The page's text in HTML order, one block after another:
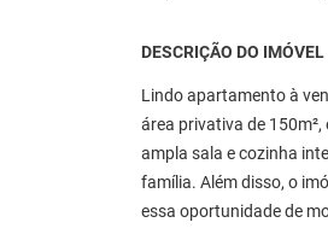
DESCRIÇÃO DO IMÓVEL
Lindo apartamento à
área privativa de
ampla sala e cozinha
família. Além disso, o
essa oportunidade de